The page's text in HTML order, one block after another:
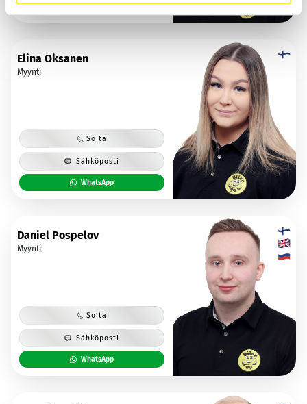
WhatsApp
Elina Oksanen
Myynti
Soita
Sähköposti
WhatsApp
Daniel Pospelov
Myynti
Soita
Sähköposti
WhatsApp